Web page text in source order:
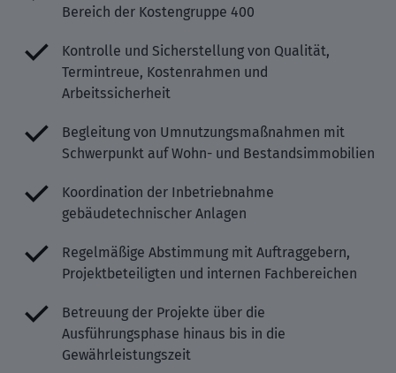
Bereich der Kostengruppe 400
Kontrolle und Sicherstellung von Qualität,
Termintreue, Kostenrahmen und
Arbeitssicherheit
Begleitung von Umnutzungsmaßnahmen mit
Schwerpunkt auf Wohn- und Bestandsimmobilien
Koordination der Inbetriebnahme
gebäudetechnischer Anlagen
Regelmäßige Abstimmung mit Auftraggebern,
Projektbeteiligten und internen Fachbereichen
Betreuung der Projekte über die
Ausführungsphase hinaus bis in die
Gewährleistungszeit